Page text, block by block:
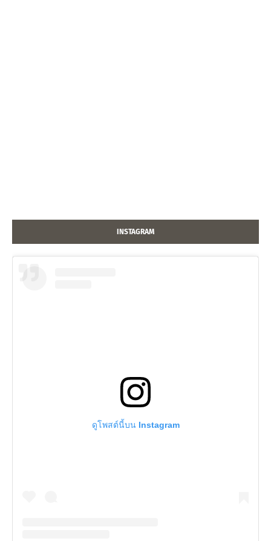
INSTAGRAM
ดูโพสต์นี้บน Instagram